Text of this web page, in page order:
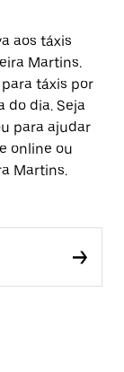
aos táxis
Martins.
táxis por
do dia. Seja
para ajudar
online ou
Martins.